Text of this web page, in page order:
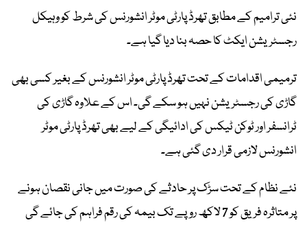
نئی ترامیم کے مطابق تھرڈ پارٹی موٹر انشورنس کی شرط کو وہیکل
رجسٹریشن ایکٹ کا حصہ بنا دیا گیا ہے۔
ترمیمی اقدامات کے تحت تھرڈ پارٹی موٹر انشورنس کے بغیر کسی بھی
گاڑی کی رجسٹریشن نہیں ہو سکے گی۔ اس کے علاوہ گاڑی کی
ٹرانسفر اور ٹوکن ٹیکس کی ادائیگی کے لیے بھی تھرڈ پارٹی موٹر
انشورنس لازمی قرار دی گئی ہے۔
نئے نظام کے تحت سڑک پر حادثے کی صورت میں جانی نقصان ہونے
پر متاثرہ فریق کو 7 لاکھ روپے تک بیمہ کی رقم فراہم کی جائے گی